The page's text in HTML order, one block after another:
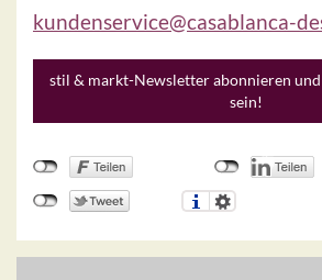
kundenservice@casablanca-
stil & markt-Newsletter abonnieren
sein!